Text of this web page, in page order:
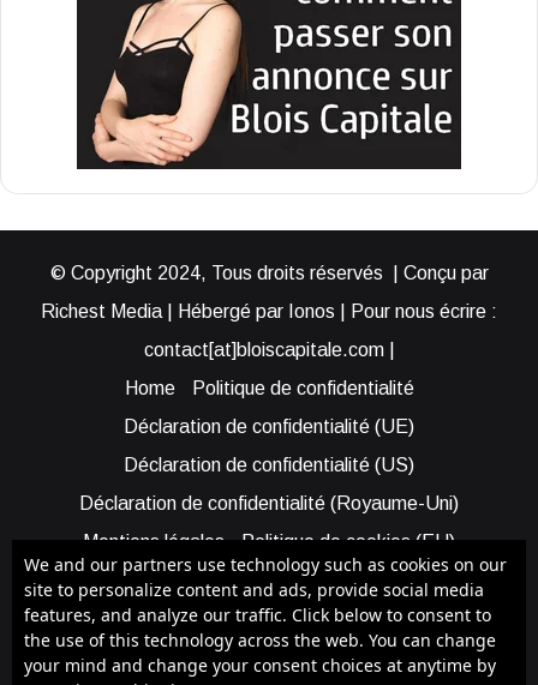
© Copyright 2024, Tous droits réservés | Conçu par
Richest Media | Hébergé par Ionos | Pour nous écrire :
contact[at]bloiscapitale.com |
Home
Politique de confidentialité
Déclaration de confidentialité (UE)
Déclaration de confidentialité (US)
Déclaration de confidentialité (Royaume-Uni)
Mentions légales
Politique de cookies (EU)
Cookie Policy (AUS)
Cookie Policy (US)
Qui sommes-nous ?
Participer à Blois Capitale
Bénéficier d’une assistance
We and our partners use technology such as cookies on our
site to personalize content and ads, provide social media
features, and analyze our traffic. Click below to consent to
the use of this technology across the web. You can change
your mind and change your consent choices at anytime by